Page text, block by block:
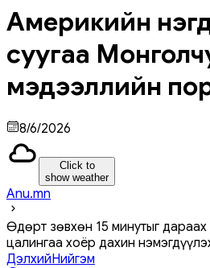
Америкийн
суугаа
мэдээллийн
8/6/2026
Click to
show weather
Anu.mn
Өдөрт зөвхөн 15 минутыг
цалингаа хоёр дахин
ДэлхийНийгэм